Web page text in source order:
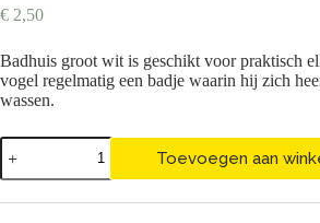
€ 2,50
Badhuis groot wit is geschikt voor praktisch
vogel regelmatig een badje waarin hij zich
wassen.
Badhuis
groot
wit
aantal
Toevoegen aan